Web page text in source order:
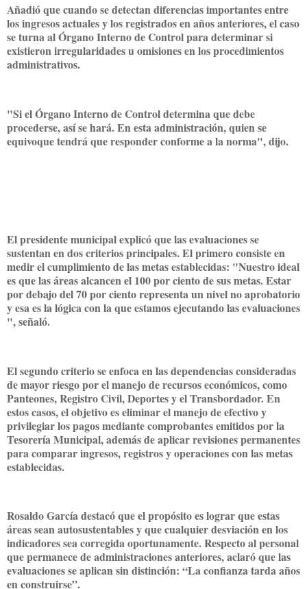
Añadió que cuando se detectan diferencias importantes entre
los ingresos actuales y los registrados en años anteriores, el caso
se turna al Órgano Interno de Control para determinar si
existieron irregularidades u omisiones en los procedimientos
administrativos.
"Si el Órgano Interno de Control determina que debe
procederse, así se hará. En esta administración, quien se
equivoque tendrá que responder conforme a la norma", dijo.
El presidente municipal explicó que las evaluaciones se
sustentan en dos criterios principales. El primero consiste en
medir el cumplimiento de las metas establecidas: "Nuestro ideal
es que las áreas alcancen el 100 por ciento de sus metas. Estar
por debajo del 70 por ciento representa un nivel no aprobatorio
y esa es la lógica con la que estamos ejecutando las evaluaciones
", señaló.
El segundo criterio se enfoca en las dependencias consideradas
de mayor riesgo por el manejo de recursos económicos, como
Panteones, Registro Civil, Deportes y el Transbordador. En
estos casos, el objetivo es eliminar el manejo de efectivo y
privilegiar los pagos mediante comprobantes emitidos por la
Tesorería Municipal, además de aplicar revisiones permanentes
para comparar ingresos, registros y operaciones con las metas
establecidas.
Rosaldo García destacó que el propósito es lograr que estas
áreas sean autosustentables y que cualquier desviación en los
indicadores sea corregida oportunamente. Respecto al personal
que permanece de administraciones anteriores, aclaró que las
evaluaciones se aplican sin distinción: “La confianza tarda años
en construirse”.